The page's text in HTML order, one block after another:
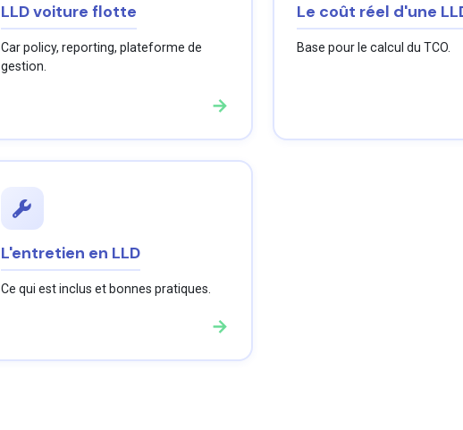
LLD voiture flotte
Car policy, reporting, plateforme de
gestion.
→
Le coût réel d'une
Base pour le calcul du TCO.
L'entretien en LLD
Ce qui est inclus et bonnes pratiques.
→